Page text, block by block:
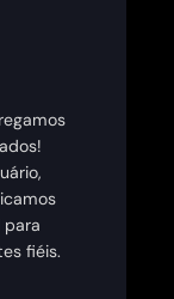
fiéis.